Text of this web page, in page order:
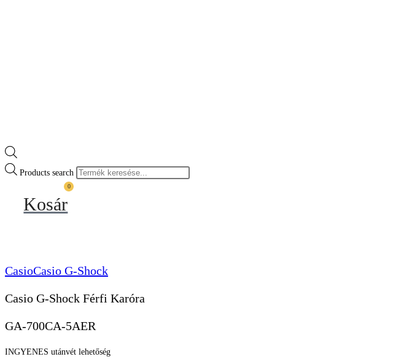
Products search
0
Kosár
CasioCasio G-Shock
Casio G-Shock Férfi Karóra
GA-700CA-5AER
INGYENES utánvét lehetőség